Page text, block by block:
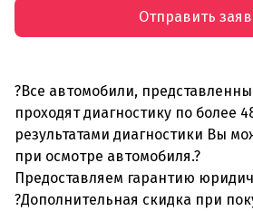
Отправить
?Все автомобили,
проходят диагностику по более
результатами диагностики Вы
при осмотре автомобиля.?
Предоставляем гарантию
?Дополнительная скидка при